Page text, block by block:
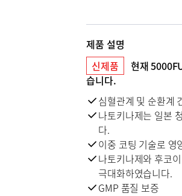
제품 설명
신제품
현재
습니다.
심혈관계 및 순환계
나토키나제는 일본
다.
이중 코팅 기술로 영
나토키나제와 후코
극대화하였습니다.
GMP 품질 보증